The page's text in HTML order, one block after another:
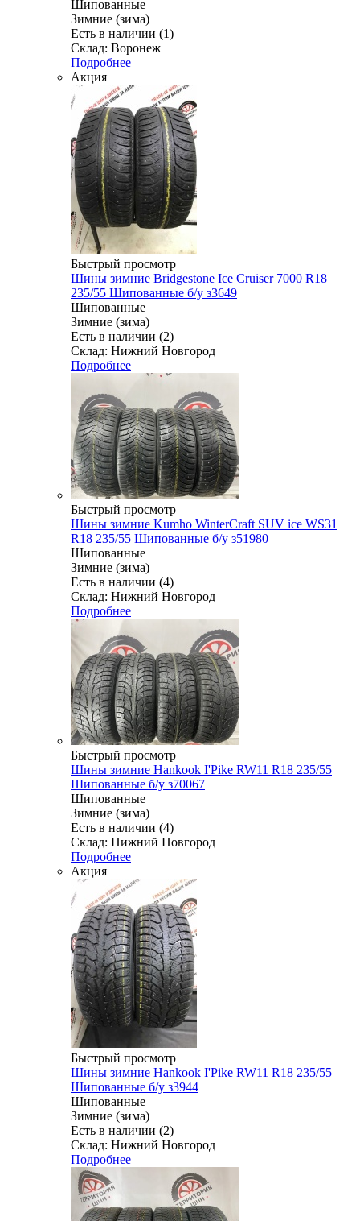
Шипованные
Зимние (зима)
Есть в наличии (1)
Склад: Воронеж
Подробнее
Акция
Быстрый просмотр
Шины зимние Bridgestone Ice Cruiser 7000 R18
235/55 Шипованные б/у з3649
Шипованные
Зимние (зима)
Есть в наличии (2)
Склад: Нижний Новгород
Подробнее
Быстрый просмотр
Шины зимние Kumho WinterCraft SUV ice WS31
R18 235/55 Шипованные б/у з51980
Шипованные
Зимние (зима)
Есть в наличии (4)
Склад: Нижний Новгород
Подробнее
Быстрый просмотр
Шины зимние Hankook I'Pike RW11 R18 235/55
Шипованные б/у з70067
Шипованные
Зимние (зима)
Есть в наличии (4)
Склад: Нижний Новгород
Подробнее
Акция
Быстрый просмотр
Шины зимние Hankook I'Pike RW11 R18 235/55
Шипованные б/у з3944
Шипованные
Зимние (зима)
Есть в наличии (2)
Склад: Нижний Новгород
Подробнее